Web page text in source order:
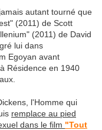
autant tourné que
(2011) de Scott
(2011) de David
lui dans
Egoyan avant
Résidence en 1940
l'Homme qui
remplace au pied
dans le film "Tout